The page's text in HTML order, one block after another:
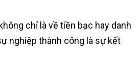
chỉ là về tiền bạc hay danh
nghiệp thành công là sự kết